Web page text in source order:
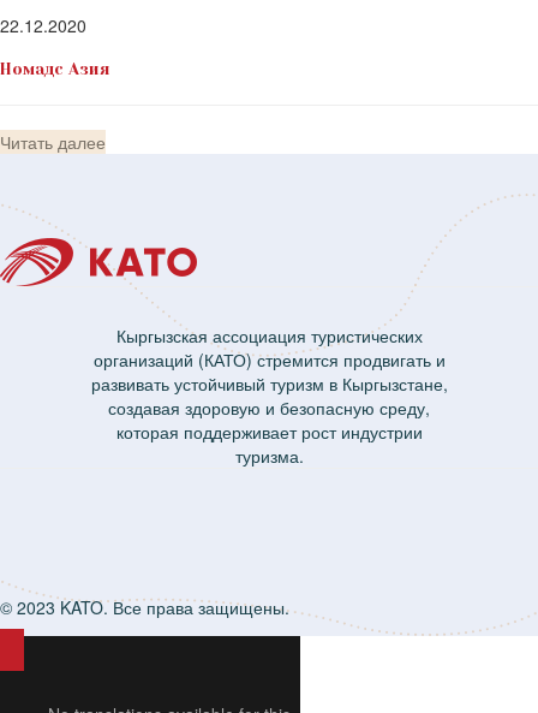
22.12.2020
Номадс Азия
Читать далее
Кыргызская ассоциация туристических
организаций (КАТО) стремится продвигать и
развивать устойчивый туризм в Кыргызстане,
создавая здоровую и безопасную среду,
которая поддерживает рост индустрии
туризма.
© 2023 KATO. Все права защищены.